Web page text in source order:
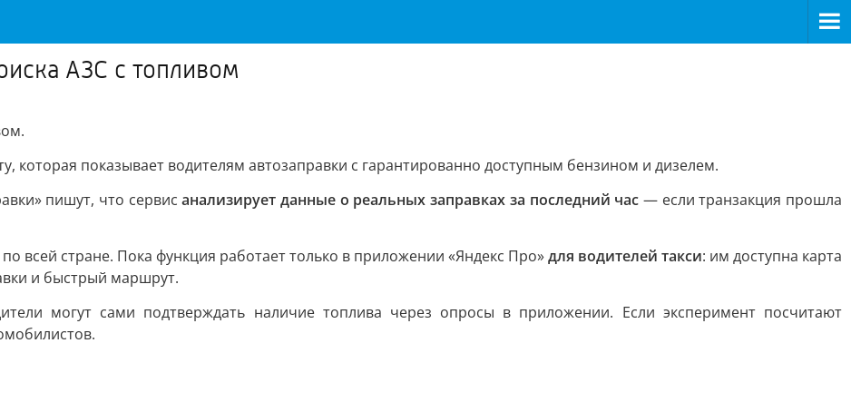
АЗС с топливом
которая показывает водителям автозаправки с гарантированно доступным бензином и дизелем.
пишут, что сервисанализирует данные о реальных заправках за последний час — если транзакция прошла
всей стране. Пока функция работает только в приложении «Яндекс Про»для водителей такси: им доступна карта
и быстрый маршрут.
могут сами подтверждать наличие топлива через опросы в приложении. Если эксперимент посчитают